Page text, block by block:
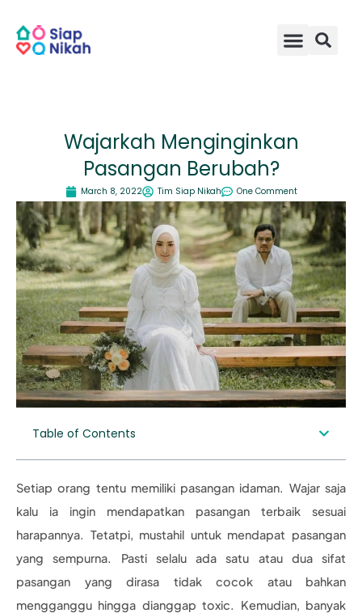
content
Wajarkah Menginginkan
Pasangan Berubah?
March 8, 2022 Tim Siap Nikah One Comment
Table of Contents
Setiap orang tentu memiliki pasangan idaman. Wajar saja
kalu ia ingin mendapatkan pasangan terbaik sesuai
harapannya. Tetatpi, mustahil untuk mendapat pasangan
yang sempurna. Pasti selalu ada satu atau dua sifat
pasangan yang dirasa tidak cocok atau bahkan
mengganggu hingga dianggap toxic. Kemudian, banyak